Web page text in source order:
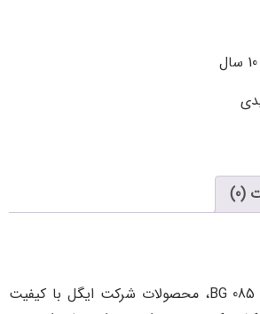
(0)
صندوق ایگل مدل BG 085 EG، محصولات شرکت ایگل با کیفیت